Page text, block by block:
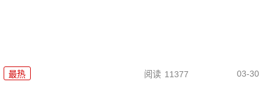
最热 阅读 11377 03-30